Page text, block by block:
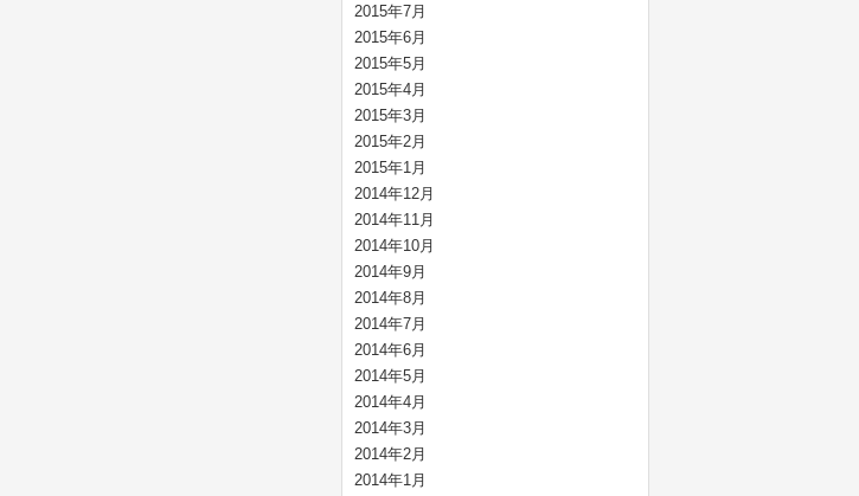
2015年7月
2015年6月
2015年5月
2015年4月
2015年3月
2015年2月
2015年1月
2014年12月
2014年11月
2014年10月
2014年9月
2014年8月
2014年7月
2014年6月
2014年5月
2014年4月
2014年3月
2014年2月
2014年1月